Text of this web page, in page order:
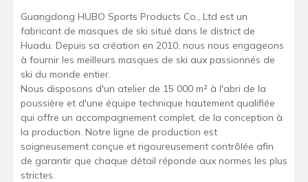
Guangdong HUBO Sports Products Co., Ltd est un
fabricant de masques de ski situé dans le district de
Huadu. Depuis sa création en 2010, nous nous engageons
à fournir les meilleurs masques de ski aux passionnés de
ski du monde entier.
Nous disposons d'un atelier de 15 000 m² à l'abri de la
poussière et d'une équipe technique hautement qualifiée
qui offre un accompagnement complet, de la conception à
la production. Notre ligne de production est
soigneusement conçue et rigoureusement contrôlée afin
de garantir que chaque détail réponde aux normes les plus
strictes.